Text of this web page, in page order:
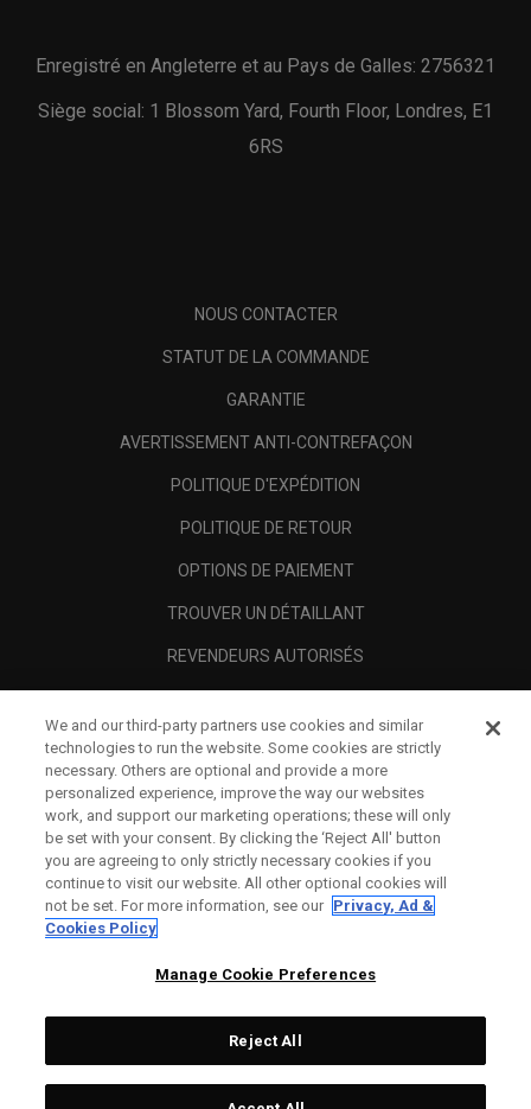
Enregistré en Angleterre et au Pays de Galles: 2756321
Siège social: 1 Blossom Yard, Fourth Floor, Londres, E1
6RS
NOUS CONTACTER
STATUT DE LA COMMANDE
GARANTIE
AVERTISSEMENT ANTI-CONTREFAÇON
POLITIQUE D'EXPÉDITION
POLITIQUE DE RETOUR
OPTIONS DE PAIEMENT
TROUVER UN DÉTAILLANT
REVENDEURS AUTORISÉS
A PROPOS
MENTIONS LÉGALES
Topgolf Callaway Brands.
We and our third-party partners use cookies and similar
technologies to run the website. Some cookies are strictly
necessary. Others are optional and provide a more
personalized experience, improve the way our websites
work, and support our marketing operations; these will only
be set with your consent. By clicking the ‘Reject All' button
you are agreeing to only strictly necessary cookies if you
continue to visit our website. All other optional cookies will
not be set. For more information, see our Privacy, Ad &
Cookies Policy
Manage Cookie Preferences
Reject All